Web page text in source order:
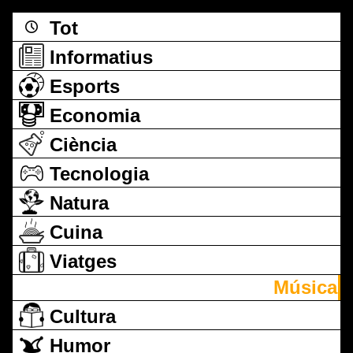
Tot
Informatius
Esports
Economia
Ciència
Tecnologia
Natura
Cuina
Viatges
Música
Cultura
Humor